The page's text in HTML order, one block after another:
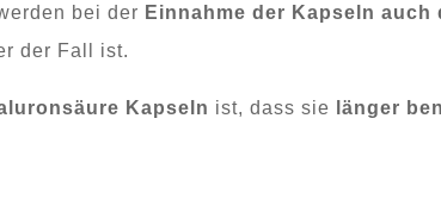
bei der Einnahme der Kapseln
der Fall ist.
Kapseln ist, dass sie länger